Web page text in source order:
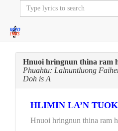
Hnuoi hringnun thina ram
Phuahtu: Lalnuntluong
Doh is A
HLIMIN LA’N
Hnuoi hringnun thina ram